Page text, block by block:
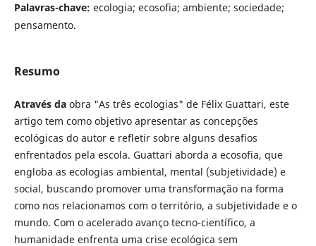
Palavras-chave: ecologia; ecosofia; ambiente; sociedade;
pensamento.
Resumo
Através daobra "As três ecologias" de Félix Guattari, este
artigo tem como objetivo apresentar as concepções
ecológicas do autor e refletir sobre alguns desafios
enfrentados pela escola. Guattari aborda a ecosofia, que
engloba as ecologias ambiental, mental (subjetividade) e
social, buscando promover uma transformação na forma
como nos relacionamos com o território, a subjetividade e o
mundo. Com o acelerado avanço tecno-científico, a
humanidade enfrenta uma crise ecológica sem